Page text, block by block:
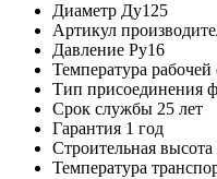
Диаметр Ду125
Артикул
Давление Ру16
Температура рабочей
Тип присоединения
Срок службы 25 лет
Гарантия 1 год
Строительная высота
Температура